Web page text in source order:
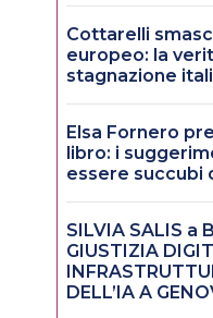
Cottarelli
europeo: la
stagnazione
Elsa Fornero
libro: i
essere succubi
SILVIA SALIS a
GIUSTIZIA
DELL’IA A